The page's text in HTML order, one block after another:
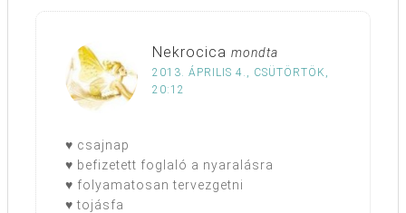
Nekrocica mondta
2013. ÁPRILIS 4., CSÜTÖRTÖK,
20:12
♥ csajnap
♥ befizetett foglaló a nyaralásra
♥ folyamatosan tervezgetni
♥ tojásfa